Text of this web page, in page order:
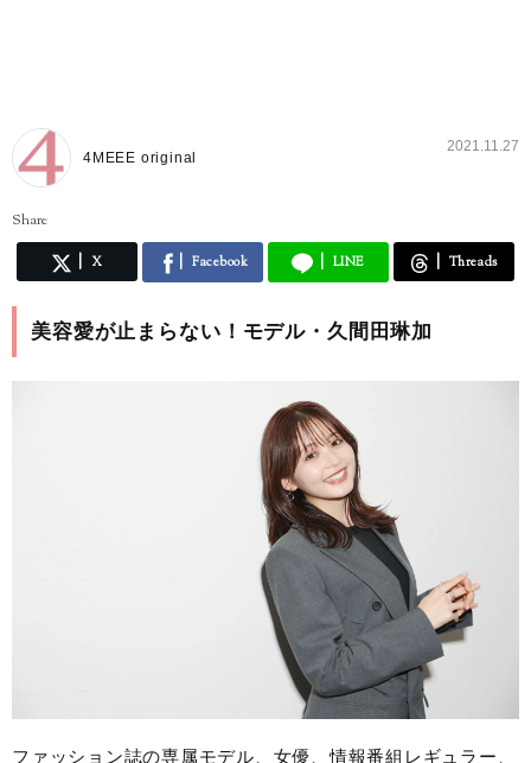
4MEEE original
2021.11.27
Share
X Facebook LINE Threads
美容愛が止まらない！モデル・久間田琳加
ファッション誌の専属モデル、女優、情報番組レギュラー、